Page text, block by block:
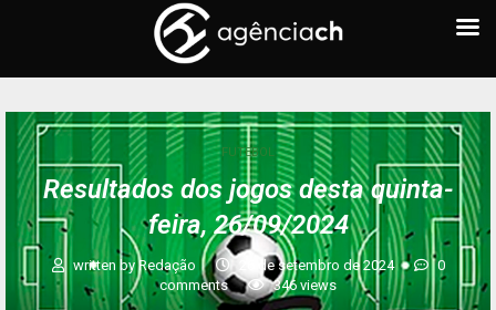
FUTEBOL
Resultados dos jogos desta quinta-
feira, 26/09/2024
written byRedação 26 de setembro de 2024
0
comments
346 views